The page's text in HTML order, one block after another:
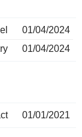
01/04/2024
01/04/2024
01/01/2021